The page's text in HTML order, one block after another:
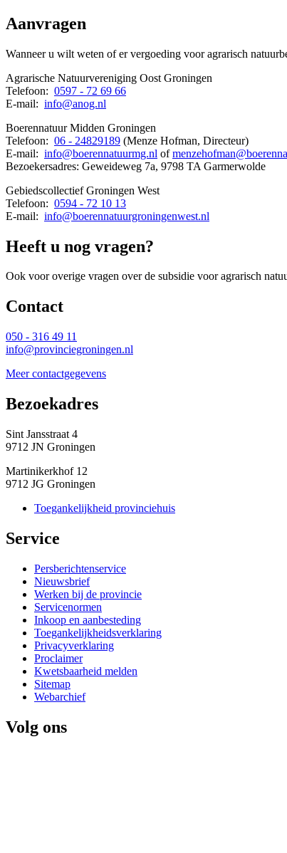
Aanvragen
Wanneer u wilt weten of er vergoeding voor agrarisch
Agrarische Natuurvereniging Oost Groningen
Telefoon: 0597 - 72 69 66
E-mail: info@anog.nl
Boerennatuur Midden Groningen
Telefoon: 06 - 24829189 (Menze Hofman, Directeur)
E-mail: info@boerennatuurmg.nl of
Bezoekersadres: Geweideweg 7a, 9798 TA Garmerwolde
Gebiedscollectief Groningen West
Telefoon: 0594 - 72 10 13
E-mail: info@boerennatuurgroningenwest.nl
Heeft u nog vragen?
Ook voor overige vragen over de subsidie voor agrarisch
Contact
050 - 316 49 11
info@provinciegroningen.nl
Meer contactgegevens
Bezoekadres
Sint Jansstraat 4
9712 JN Groningen
Martinikerkhof 12
9712 JG Groningen
Toegankelijkheid provinciehuis
Service
Persberichtenservice
Nieuwsbrief
Werken bij de provincie
Servicenormen
Inkoop en aanbesteding
Toegankelijkheidsverklaring
Privacyverklaring
Proclaimer
Kwetsbaarheid melden
Sitemap
Webarchief
Volg ons